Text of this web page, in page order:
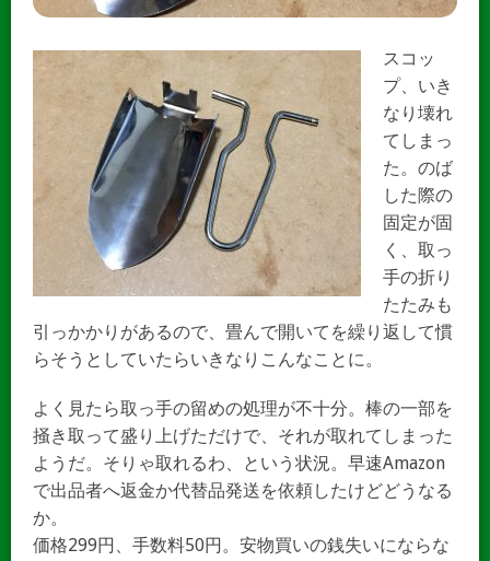
スコッ
プ、いき
なり壊れ
てしまっ
た。のば
した際の
固定が固
く、取っ
手の折り
たたみも
引っかかりがあるので、畳んで開いてを繰り返して慣
らそうとしていたらいきなりこんなことに。
よく見たら取っ手の留めの処理が不十分。棒の一部を
掻き取って盛り上げただけで、それが取れてしまった
ようだ。そりゃ取れるわ、という状況。早速Amazon
で出品者へ返金か代替品発送を依頼したけどどうなる
か。
価格299円、手数料50円。安物買いの銭失いにならな